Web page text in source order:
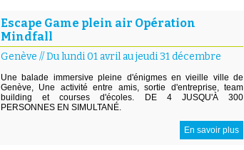
Escape Game plein air Opération
Mindfall
Genève //Du lundi 01 avril au jeudi 31 décembre
Une balade immersive pleine d'énigmes en vieille ville de
Genève, Une activité entre amis, sortie d'entreprise, team
building et courses d'écoles. DE 4 JUSQU'À 300
PERSONNES EN SIMULTANÉ.
En savoir plus